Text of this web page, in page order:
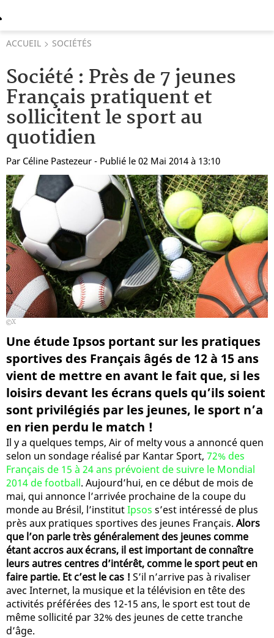
ACCUEIL SOCIÉTÉS
Société : Près de 7 jeunes
Français pratiquent et
sollicitent le sport au
quotidien
Par Céline Pastezeur - Publié le 02 Mai 2014 à 13:10
X
Une étude Ipsos portant sur les pratiques
sportives des Français âgés de 12 à 15 ans
vient de mettre en avant le fait que, si les
loisirs devant les écrans quels qu’ils soient
sont privilégiés par les jeunes, le sport n’a
en rien perdu le match !
Il y a quelques temps, Air of melty vous a annoncé quen
selon un sondage réalisé par Kantar Sport, 72% des
Français de 15 à 24 ans prévoient de suivre le Mondial
2014 de football. Aujourd’hui, en ce début de mois de
mai, qui annonce l’arrivée prochaine de la coupe du
monde au Brésil, l’institutIpsos s’est intéressé de plus
près aux pratiques sportives des jeunes Français. Alors
que l’on parle très généralement des jeunes comme
étant accros aux écrans, il est important de connaître
leurs autres centres d’intérêt, comme le sport peut en
faire partie. Et c’est le cas ! S’il n’arrive pas à rivaliser
avec Internet, la musique et la télévision en tête des
activités préférées des 12-15 ans, le sport est tout de
même sollicité par 32% des jeunes de cette tranche
d’âge.